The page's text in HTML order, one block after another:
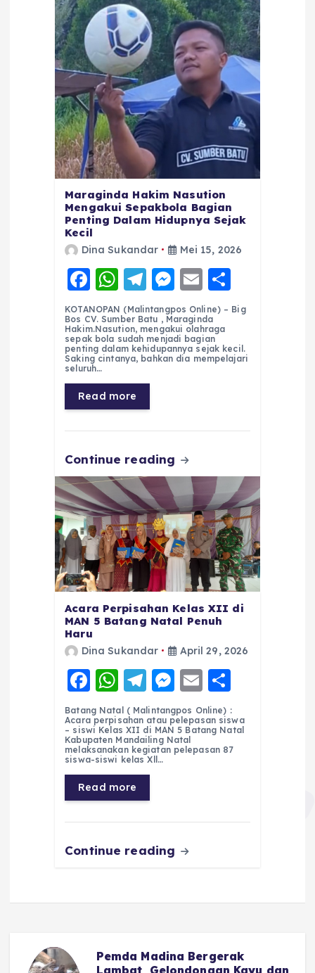
Maraginda Hakim Nasution
Mengakui Sepakbola Bagian
Penting Dalam Hidupnya Sejak
Kecil
Dina Sukandar Mei 15, 2026
F
a
c
e
b
o
o
k
W
h
a
ts
A
p
p
T
el
e
g
r
a
m
M
e
ss
e
n
E
m
ai
l
h
re
KOTANOPAN (Malintangpos Online) – Big
Bos CV. Sumber Batu , Maraginda
Hakim.Nasution, mengakui olahraga
sepak bola sudah menjadi bagian
penting dalam kehidupannya sejak kecil.
Saking cintanya, bahkan dia mempelajari
seluruh…
Read more
Continue reading
Acara Perpisahan Kelas XII di
MAN 5 Batang Natal Penuh
Haru
Dina Sukandar April 29, 2026
F
a
c
e
b
o
o
k
W
h
a
ts
A
p
p
T
el
e
g
r
a
m
M
e
ss
e
er
E
m
ai
l
h
a
re
Batang Natal ( Malintangpos Online) :
Acara perpisahan atau pelepasan siswa
– siswi Kelas XII di MAN 5 Batang Natal
Kabupaten Mandailing Natal
melaksanakan kegiatan pelepasan 87
siswa-siswi kelas Xll…
Read more
Continue reading
Pemda Madina Bergerak